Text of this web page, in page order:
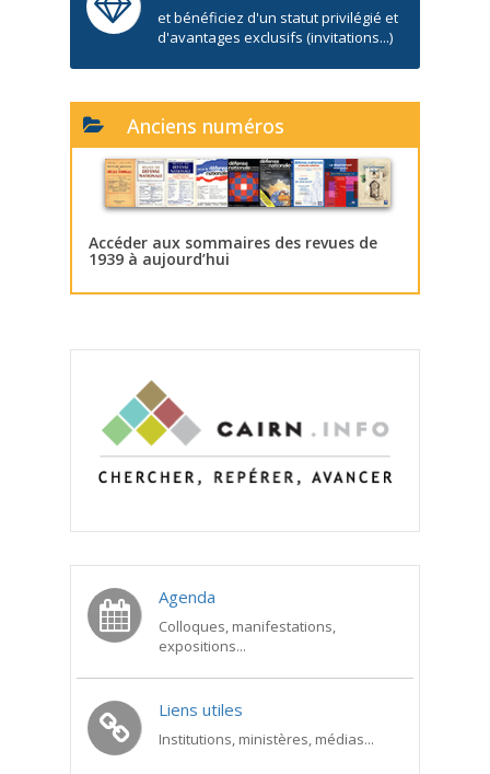
et bénéficiez d'un statut privilégié et
d'avantages exclusifs (invitations...)
Anciens numéros
Accéder aux sommaires des revues de
1939 à aujourd’hui
Agenda
Colloques, manifestations,
expositions...
Liens utiles
Institutions, ministères, médias...